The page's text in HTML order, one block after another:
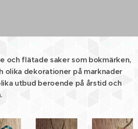
och flätade saker som bokmärken,
olika dekorationer på marknader
utbud beroende på årstid och